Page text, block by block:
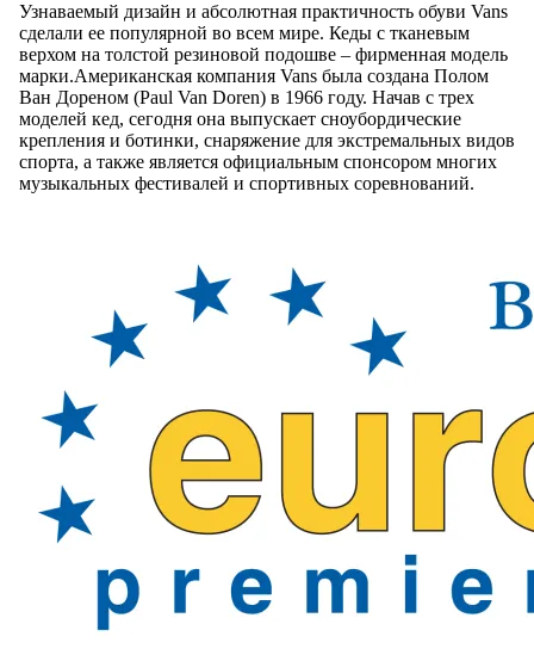
Узнаваемый дизайн и абсолютная практичность обуви Vans
сделали ее популярной во всем мире. Кеды с тканевым
верхом на толстой резиновой подошве – фирменная модель
марки.Американская компания Vans была создана Полом
Ван Дореном (Paul Van Doren) в 1966 году. Начав с трех
моделей кед, сегодня она выпускает сноубордические
крепления и ботинки, снаряжение для экстремальных видов
спорта, а также является официальным спонсором многих
музыкальных фестивалей и спортивных соревнований.